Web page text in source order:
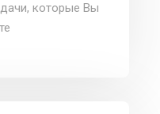
которые Вы